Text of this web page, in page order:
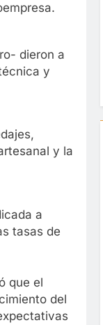
dieron a
y
y la
a
tasas de
que el
del